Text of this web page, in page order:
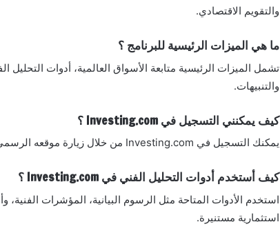
والتقويم الاقتصادي.
ما هي الميزات الرئيسية للبرنامج ؟
تشمل الميزات الرئيسية متابعة الأسواق العالمية، أدوات التحليل
والتنبيهات.
كيف يمكنني التسجيل في Investing.com ؟
يمكنك التسجيل في Investing.com من خلال زيارة موقعه الرسمي وإنشاء حساب مجاني.
كيف أستخدم أدوات التحليل الفني في Investing.com ؟
استخدم الأدوات المتاحة مثل الرسوم البيانية، المؤشرات
استثمارية مستنيرة.